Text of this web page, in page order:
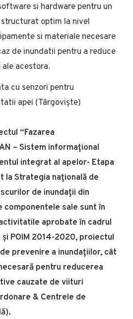
si hardware pentru un
optim la nivel
si materiale necesare
de inundatii pentru a reduce
acestora.
cu senzori pentru
apei (Târgoviște)
“Fazarea
– Sistem informaţional
integrat al apelor- Etapa
la Strategia naţională de
de inundaţii din
componentele sale sunt în
aprobate în cadrul
și POIM 2014-2020, proiectul
prevenire a inundaţiilor, cât
pentru reducerea
cauzate de viituri
& Centrele de